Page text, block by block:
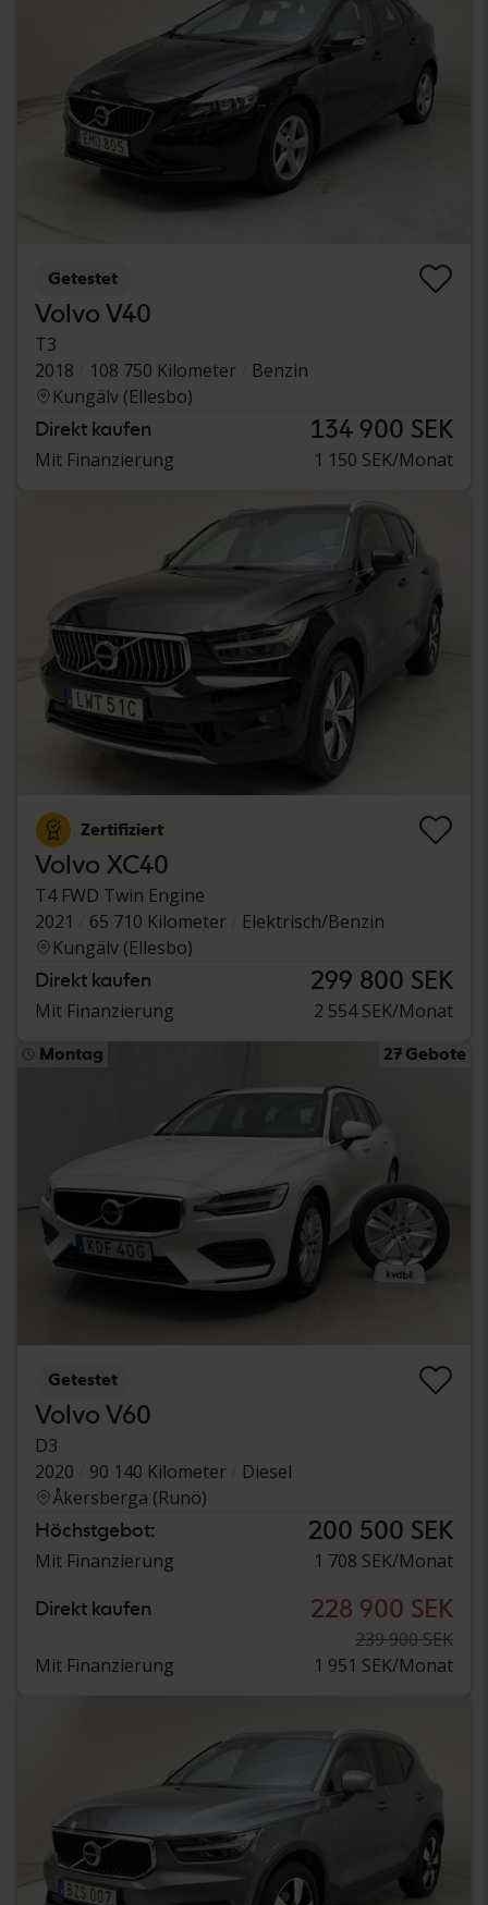
Getestet
Volvo V40
T3
2018
108 750 Kilometer
Benzin
Kungälv (Ellesbo)
Direkt kaufen 134 900 SEK
Mit Finanzierung 1 150 SEK/Monat
Zertifiziert
Volvo XC40
T4 FWD Twin Engine
2021
65 710 Kilometer
Elektrisch/Benzin
Kungälv (Ellesbo)
Direkt kaufen 299 800 SEK
Mit Finanzierung 2 554 SEK/Monat
Montag 27 Gebote
Getestet
Volvo V60
D3
2020
90 140 Kilometer
Diesel
Åkersberga (Runö)
Höchstgebot: 200 500 SEK
Mit Finanzierung 1 708 SEK/Monat
Direkt kaufen 228 900 SEK
239 900 SEK
Mit Finanzierung
1 951 SEK/Monat